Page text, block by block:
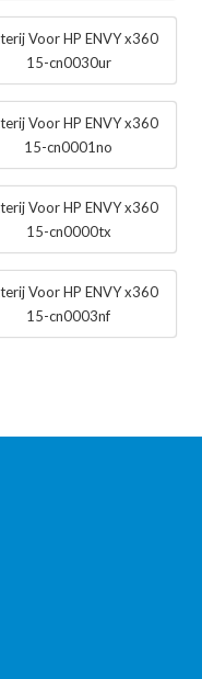
Voor HP ENVY x360
15-cn0030ur
Voor HP ENVY x360
15-cn0001no
Voor HP ENVY x360
15-cn0000tx
Voor HP ENVY x360
15-cn0003nf